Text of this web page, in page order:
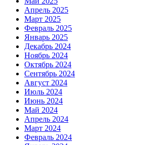
Апрель 2025
Март 2025
Февраль 2025
Январь 2025
Декабрь 2024
Ноябрь 2024
Октябрь 2024
Сентябрь 2024
Август 2024
Июль 2024
Июнь 2024
Май 2024
Апрель 2024
Март 2024
Февраль 2024